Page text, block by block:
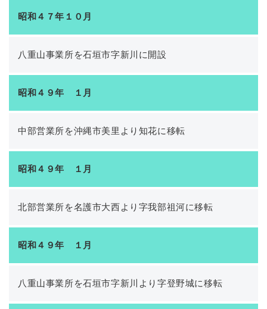
昭和４７年１０月
八重山事業所を石垣市字新川に開設
昭和４９年 １月
中部営業所を沖縄市美里より知花に移転
昭和４９年 １月
北部営業所を名護市大西より字我部祖河に移転
昭和４９年 １月
八重山事業所を石垣市字新川より字登野城に移転